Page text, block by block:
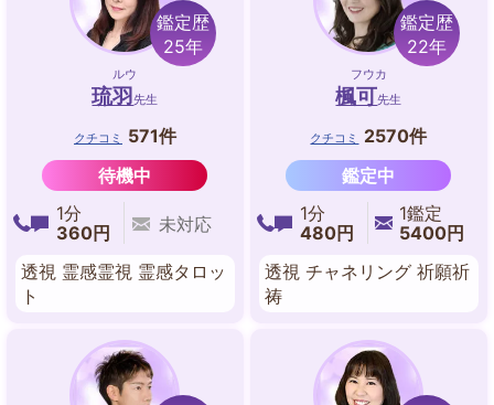
鑑定歴
25年
ルウ
琉羽先生
クチコミ
571件
待機中
1分
360円
未対応
透視 霊感霊視 霊感タロッ
ト
鑑定歴
22年
フウカ
楓可先生
クチコミ
2570件
鑑定中
1分
480円
1鑑定
5400円
透視 チャネリング 祈願祈
祷